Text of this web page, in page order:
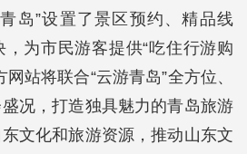
岛”设置了景区预约、精品线
为市民游客提供“吃住行游购
站将联合“云游青岛”全方位、
况，打造独具魅力的青岛旅游
文化和旅游资源，推动山东文